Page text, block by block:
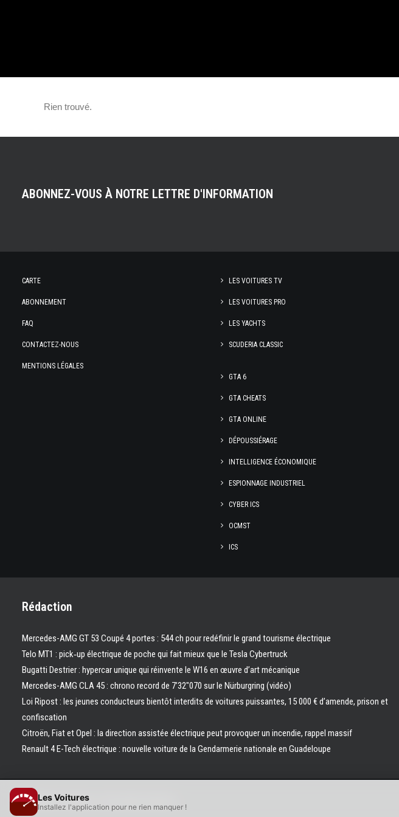
ESSAI
Rien trouvé.
ABONNEZ-VOUS À NOTRE LETTRE D'INFORMATION
CARTE
ABONNEMENT
FAQ
CONTACTEZ-NOUS
MENTIONS LÉGALES
LES VOITURES TV
LES VOITURES PRO
LES YACHTS
SCUDERIA CLASSIC
GTA 6
GTA CHEATS
GTA ONLINE
DÉPOUSSIÉRAGE
INTELLIGENCE ÉCONOMIQUE
ESPIONNAGE INDUSTRIEL
CYBER ICS
OCMST
ICS
Rédaction
Mercedes-AMG GT 53 Coupé 4 portes : 544 ch pour redéfinir le grand tourisme électrique
Telo MT1 : pick‑up électrique de poche qui fait mieux que le Tesla Cybertruck
Bugatti Destrier : hypercar unique qui réinvente le W16 en œuvre d’art mécanique
Mercedes-AMG CLA 45 : chrono record de 7’32″070 sur le Nürburgring (vidéo)
Loi Ripost : les jeunes conducteurs bientôt interdits de voitures puissantes, 15 000 € d’amende, prison et
confiscation
Citroën, Fiat et Opel : la direction assistée électrique peut provoquer un incendie, rappel massif
Renault 4 E-Tech électrique : nouvelle voiture de la Gendarmerie nationale en Guadeloupe
© 2026 Les Voitures. | Tous droits réservés.
Les Voitures
Installez l'application pour ne rien manquer !